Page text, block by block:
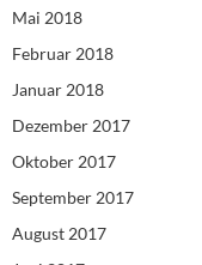
Mai 2018
Februar 2018
Januar 2018
Dezember 2017
Oktober 2017
September 2017
August 2017